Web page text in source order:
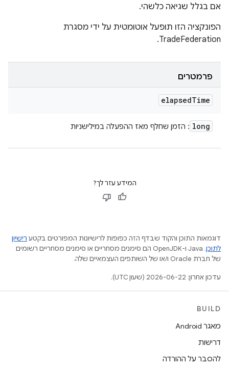
אם בגלל שגיאה כלשהי.
הפונקציה הזו תופעל אוטומטית על ידי מסגרת
TradeFederation.
פרמטרים
elapsedTime
long : הזמן שחלף מאז ההפעלה במילישניות
המידע עזר לך?
דוגמאות התוכן והקוד שבדף הזה כפופות לרישיונות המפורטים בקטע רישיון
לתוכן
.‏ Java ו-OpenJDK הם סימנים מסחריים או סימנים מסחריים רשומים
של חברת Oracle ו/או של השותפים העצמאיים שלה.
עדכון אחרון: 2026-06-22 (שעון UTC).
BUILD
מאגר Android
דרישות
להסבר על ההורדה